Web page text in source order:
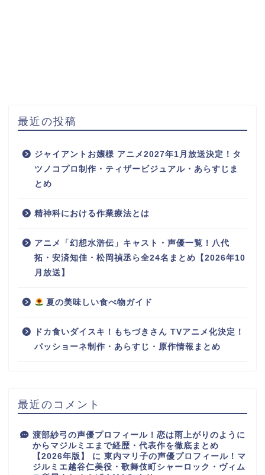
最近の投稿
ジャイアントお嬢様 アニメ2027年1月放送決定！タ
ツノコプロ制作・ティザービジュアル・あらすじま
とめ
精神科における作業療法とは
アニメ「幻想水滸伝」キャスト・声優一覧！八代
拓・安済知佳・松岡禎丞ら全24名まとめ【2026年10
月放送】
夏の美味しい食べ物ガイド
ドカ食いダイスキ！もちづきさん TVアニメ化決定！
パッショーネ制作・あらすじ・原作情報まとめ
最近のコメント
渡部紗弓の声優プロフィール！恋は雨上がりのように
からマジルミエまで経歴・代表作を徹底まとめ
【2026年版】
に 東内マリ子の声優プロフィール！マ
ジルミエ越谷仁美役・歌舞伎町シャーロック・ヴィム